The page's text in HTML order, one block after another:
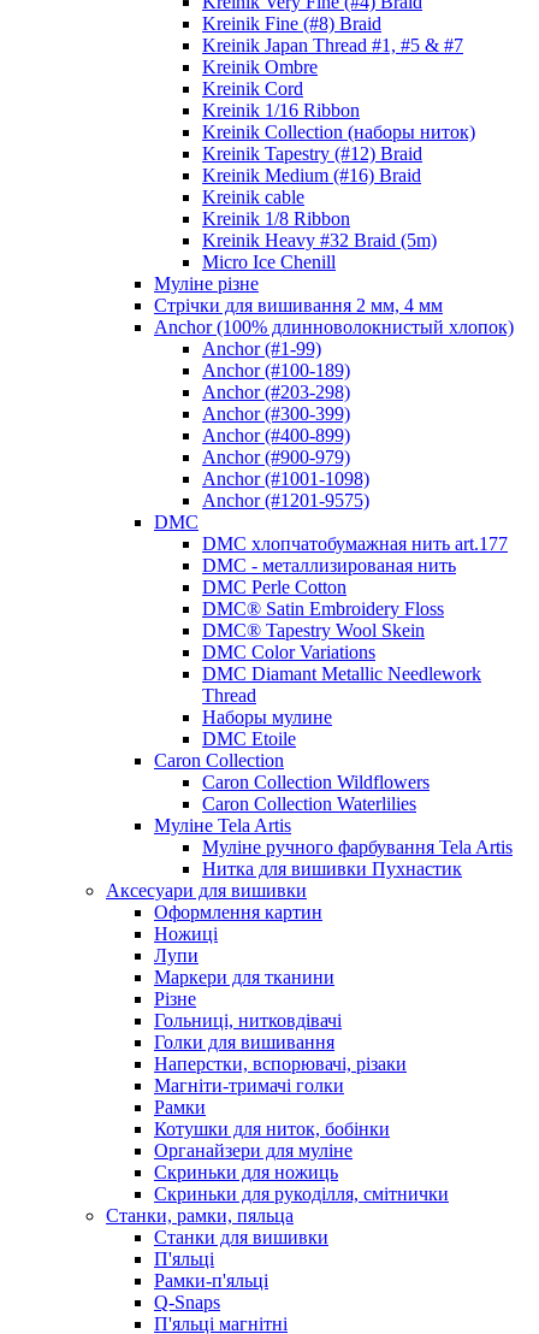
Kreinik Fine (#8) Braid
Kreinik Japan Thread #1, #5 & #7
Kreinik Ombre
Kreinik Cord
Kreinik 1/16 Ribbon
Kreinik Collection (наборы ниток)
Kreinik Tapestry (#12) Braid
Kreinik Medium (#16) Braid
Kreinik cable
Kreinik 1/8 Ribbon
Kreinik Heavy #32 Braid (5m)
Micro Ice Chenill
Муліне різне
Стрічки для вишивання 2 мм, 4 мм
Anchor (100% длинноволокнистый хлопок)
Anchor (#1-99)
Anchor (#100-189)
Anchor (#203-298)
Anchor (#300-399)
Anchor (#400-899)
Anchor (#900-979)
Anchor (#1001-1098)
Anchor (#1201-9575)
DMC
DMC хлопчатобумажная нить art.177
DMC - металлизированая нить
DMC Perle Cotton
DMC® Satin Embroidery Floss
DMC® Tapestry Wool Skein
DMC Color Variations
DMC Diamant Metallic Needlework
Thread
Наборы мулине
DMC Etoile
Caron Collection
Caron Collection Wildflowers
Caron Collection Waterlilies
Муліне Tela Artis
Муліне ручного фарбування Tela Artis
Нитка для вишивки Пухнастик
Аксесуари для вишивки
Оформлення картин
Ножиці
Лупи
Маркери для тканини
Різне
Гольниці, нитковдівачі
Голки для вишивання
Наперстки, вспорювачі, різаки
Магніти-тримачі голки
Рамки
Котушки для ниток, бобінки
Органайзери для муліне
Скриньки для ножиць
Скриньки для рукоділля, смітнички
Станки, рамки, пяльца
Станки для вишивки
П'яльці
Рамки-п'яльці
Q-Snaps
П'яльці магнітні